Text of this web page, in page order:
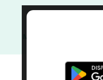
Marathon